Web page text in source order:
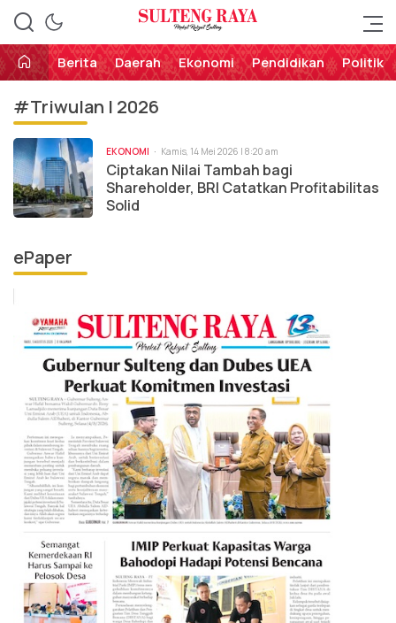
Sulteng Raya
Perekat Rakyat Sulteng
Berita
Daerah Ekonomi Pendidikan Politik
#Triwulan I 2026
EKONOMI Kamis, 14 Mei 2026 | 8:20 am
Ciptakan Nilai Tambah bagi
Shareholder, BRI Catatkan Profitabilitas
Solid
ePaper